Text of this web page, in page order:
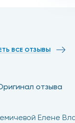
ВСЕ ОТЗЫВЫ
отзыва
Елене